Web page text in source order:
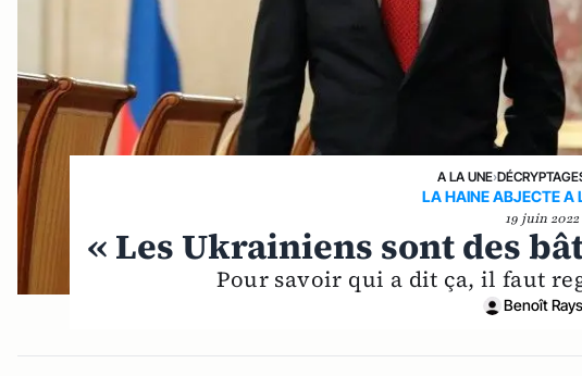
A LA UNE›
LA HAINE ABJECTE A
19 juin 2022
« Les Ukrainiens sont des
Pour savoir qui a dit ça, il faut
Benoît